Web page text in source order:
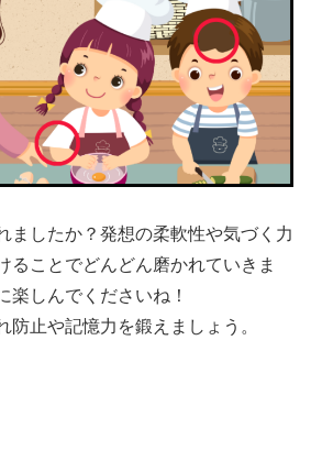
ましたか？発想の柔軟性や気づく力
ることでどんどん磨かれていきま
楽しんでくださいね！
防止や記憶力を鍛えましょう。